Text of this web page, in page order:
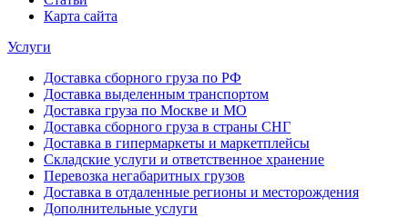
Карта сайта
Услуги
Доставка сборного груза по РФ
Доставка выделенным транспортом
Доставка груза по Москве и МО
Доставка сборного груза в страны СНГ
Доставка в гипермаркеты и маркетплейсы
Складские услуги и ответственное хранение
Перевозка негабаритных грузов
Доставка в отдаленные регионы и месторождения
Дополнительные услуги